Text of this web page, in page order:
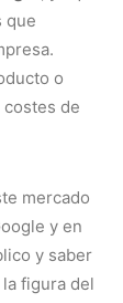
que
o
de
mercado
y en
y saber
figura del